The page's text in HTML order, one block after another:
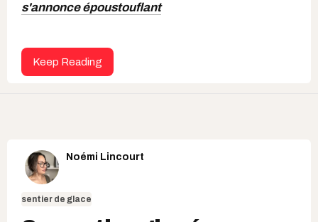
s'annonce époustouflant
Keep Reading
Noémi Lincourt
sentier de glace